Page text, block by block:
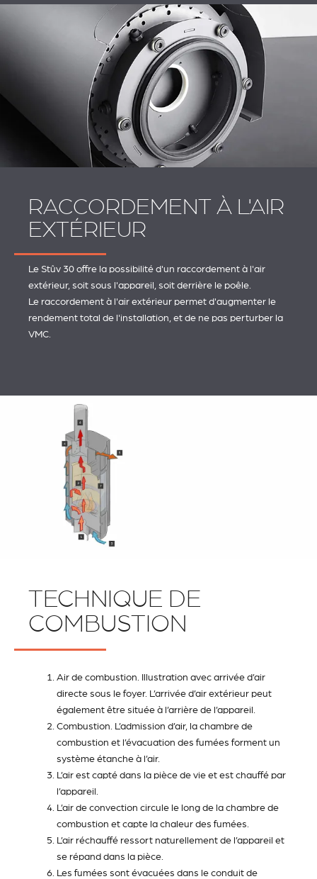
RACCORDEMENT À L'AIR
EXTÉRIEUR
Le Stûv 30 offre la possibilité d'un raccordement à l'air
extérieur, soit sous l'appareil, soit derrière le poêle.
Le raccordement à l'air extérieur permet d'augmenter le
rendement total de l'installation, et de ne pas perturber la
VMC.
TECHNIQUE DE
COMBUSTION
Air de combustion. Illustration avec arrivée d’air
directe sous le foyer. L’arrivée d’air extérieur peut
également être située à l’arrière de l’appareil.
Combustion. L’admission d’air, la chambre de
combustion et l’évacuation des fumées forment un
système étanche à l’air.
L’air est capté dans la pièce de vie et est chauffé par
l’appareil.
L’air de convection circule le long de la chambre de
combustion et capte la chaleur des fumées.
L’air réchauffé ressort naturellement de l’appareil et
se répand dans la pièce.
Les fumées sont évacuées dans le conduit de